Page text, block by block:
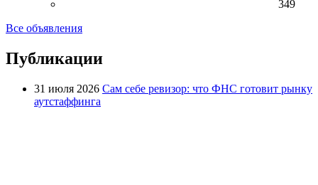
349
Все объявления
Публикации
31 июля 2026 Сам себе ревизор: что ФНС готовит рынку
аутстаффинга